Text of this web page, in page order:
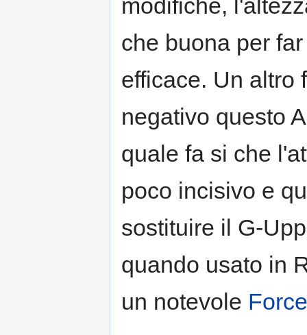
modifiche,
che buona per
efficace. Un altro
negativo questo
quale fa si che
poco incisivo e
sostituire il G-
quando usato in
un notevole